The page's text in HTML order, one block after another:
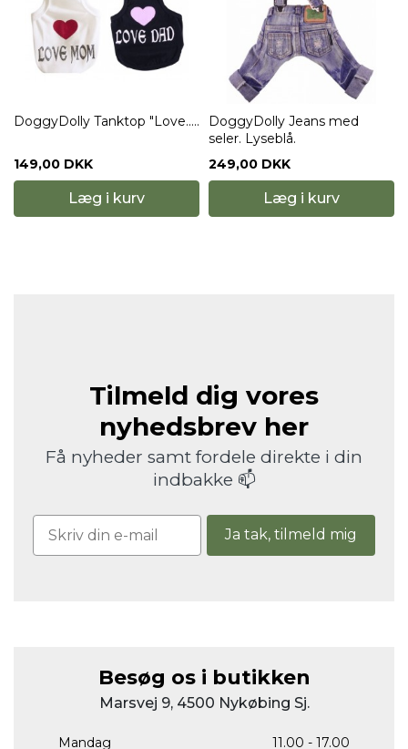
DoggyDolly Tanktop "Love.....
149,00 DKK
Læg i kurv
DoggyDolly Jeans med
seler. Lyseblå.
249,00 DKK
Læg i kurv
Tilmeld dig vores
nyhedsbrev her
Få nyheder samt fordele direkte i din
indbakke 📫
Ja tak, tilmeld mig
Besøg os i butikken
Marsvej 9, 4500 Nykøbing Sj.
Mandag
11.00 - 17.00